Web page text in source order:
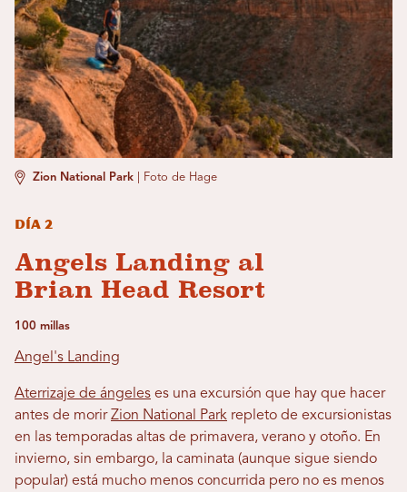
Zion National Park Foto de Hage
Día 2
Angels Landing al
Brian Head Resort
100 millas
Angel's Landing
Aterrizaje de ángeles es una excursión que hay que hacer
antes de morirZion National Park repleto de excursionistas
en las temporadas altas de primavera, verano y otoño. En
invierno, sin embargo, la caminata (aunque sigue siendo
popular) está mucho menos concurrida pero no es menos